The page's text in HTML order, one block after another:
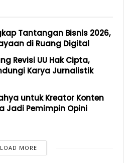
Tantangan Bisnis 2026,
di Ruang Digital
Revisi UU Hak Cipta,
Karya Jurnalistik
untuk Kreator Konten
Jadi Pemimpin Opini
LOAD MORE